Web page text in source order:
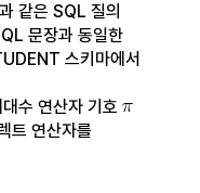
같은 SQL 질의
문장과 동일한
스키마에서
대수 연산자 기호
트 연산자를